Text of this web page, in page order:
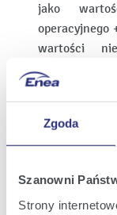
Zgoda
Szanowni
Strony
jako
operacyjnego
wartości
(wartości w
działalności
dla branży
obliczania